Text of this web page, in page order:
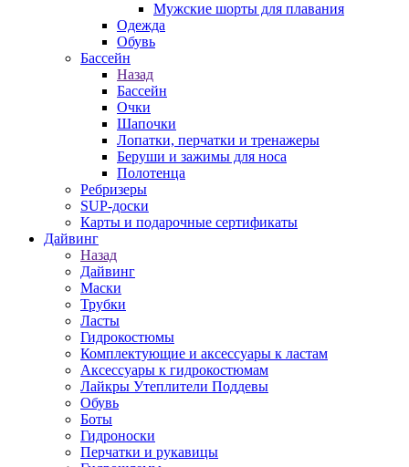
Мужские шорты для плавания
Одежда
Обувь
Бассейн
Назад
Бассейн
Очки
Шапочки
Лопатки, перчатки и тренажеры
Беруши и зажимы для носа
Полотенца
Ребризеры
SUP-доски
Карты и подарочные сертификаты
Дайвинг
Назад
Дайвинг
Маски
Трубки
Ласты
Гидрокостюмы
Комплектующие и аксессуары к ластам
Аксессуары к гидрокостюмам
Лайкры Утеплители Поддевы
Обувь
Боты
Гидроноски
Перчатки и рукавицы